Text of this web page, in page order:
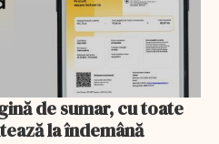
de sumar, cu toate
la îndemână